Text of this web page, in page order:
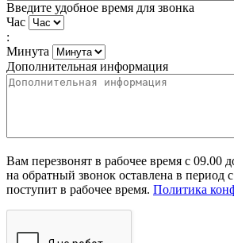
Введите удобное время для звонка
Час
:
Минута
Дополнительная информация
Вам перезвонят в рабочее время с 09.00
на обратный звонок оставлена в период
поступит в рабочее время. Политика